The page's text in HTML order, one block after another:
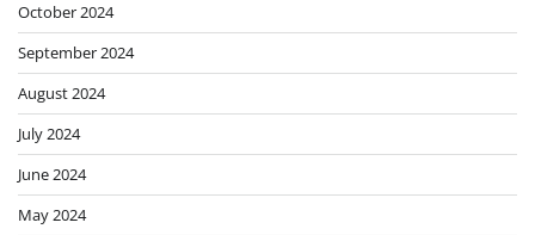
October 2024
September 2024
August 2024
July 2024
June 2024
May 2024